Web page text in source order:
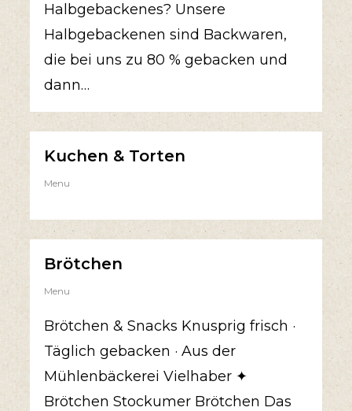
Halbgebackenes? Unsere
Halbgebackenen sind Backwaren,
die bei uns zu 80 % gebacken und
dann…
Kuchen & Torten
Menu
Brötchen
Menu
Brötchen & Snacks Knusprig frisch ·
Täglich gebacken · Aus der
Mühlenbäckerei Vielhaber ✦
Brötchen Stockumer Brötchen Das